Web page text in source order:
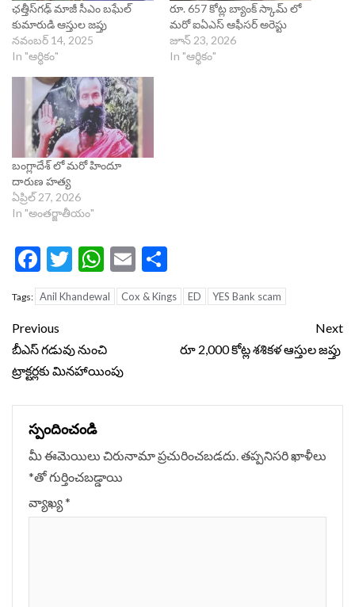
ఛత్తీస్‌గఢ్‌ మాజీ సీఎం బఘేల్‌
కుమారుడి ఆస్తుల జప్తు
నవంబర్ 14, 2025
In "ఆర్థికం"
రూ. 657 కోట్ల బ్యాంక్ స్కామ్‌ లో
మ‌రో ఐఏఎస్ ఆఫీస‌ర్‌ అరెస్టు
జూన్ 23, 2026
In "ఆర్థికం"
బంగ్లాదేశ్ లో మరో హిందూ
దారుణ హత్య
ఏప్రిల్ 27, 2026
In "అంతర్జాతీయం"
Facebook
Twitter
WhatsApp
Email
Tags: Anil Khandewal Cox & Kings ED YES Bank scam
Continue
Reading
Previous
బీఎస్ గడువు నుంచి
ట్రాక్టర్లకు మినహాయింపు
Next
రూ 2,000 కోట్ల శశికళ ఆస్తుల జప్తు
స్పందించండి
మీ ఈమెయిలు చిరునామా ప్రచురించబడదు.తప్పనిసరి ఖాళీలు
*‌తో గుర్తించబడ్డాయి
వ్యాఖ్య*